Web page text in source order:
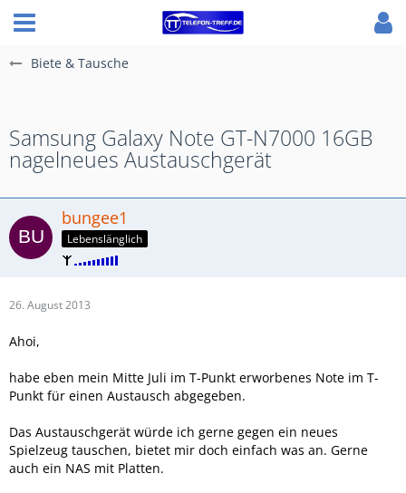
Biete & Tausche
Samsung Galaxy Note GT-N7000 16GB
nagelneues Austauschgerät
bungee1
Lebenslänglich
26. August 2013
Ahoi,
habe eben mein Mitte Juli im T-Punkt erworbenes Note im T-
Punkt für einen Austausch abgegeben.
Das Austauschgerät würde ich gerne gegen ein neues
Spielzeug tauschen, bietet mir doch einfach was an. Gerne
auch ein NAS mit Platten.